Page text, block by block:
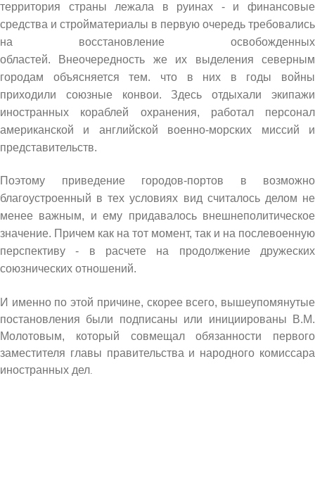
территория страны лежала в руинах - и финансовые
средства и стройматериалы в первую очередь требовались
на восстановление освобожденных
областей. Внеочередность же их выделения северным
городам объясняется тем. что в них в годы войны
приходили союзные конвои. Здесь отдыхали экипажи
иностранных кораблей охранения, работал персонал
американской и английской военно-морских миссий и
представительств.
Поэтому приведение городов-портов в возможно
благоустроенный в тех условиях вид считалось делом не
менее важным, и ему придавалось внешнеполитическое
значение. Причем как на тот момент, так и на послевоенную
перспективу - в расчете на продолжение дружеских
союзнических отношений.
И именно по этой причине, скорее всего, вышеупомянутые
постановления были подписаны или инициированы В.М.
Молотовым, который совмещал обязанности первого
заместителя главы правительства и народного комиссара
иностранных дел.